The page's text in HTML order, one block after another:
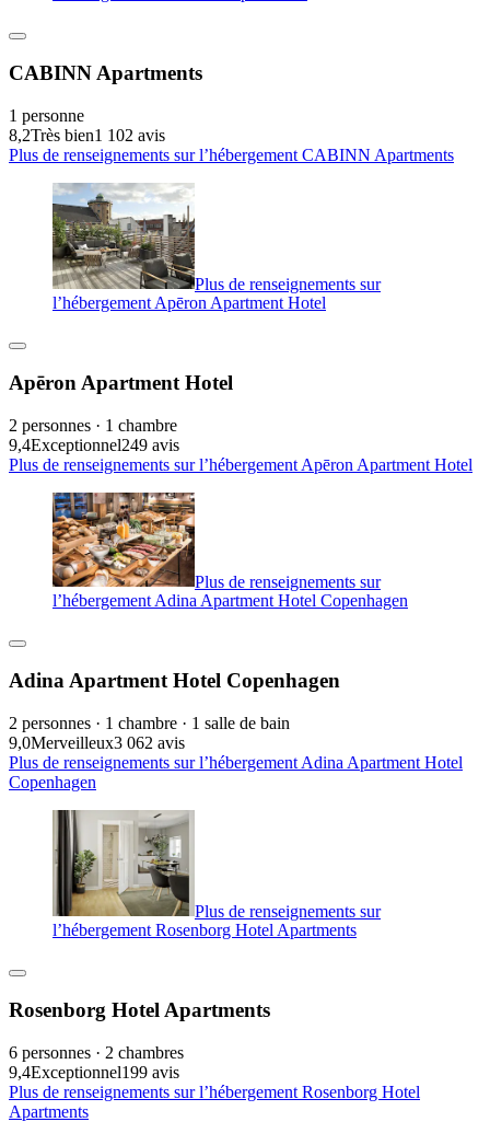
CABINN Apartments
1 personne
8,2Très bien1 102 avis
Plus de renseignements sur l’hébergement CABINN Apartments
Plus de renseignements sur
l’hébergement Apēron Apartment Hotel
Apēron Apartment Hotel
2 personnes · 1 chambre
9,4Exceptionnel249 avis
Plus de renseignements sur l’hébergement Apēron Apartment Hotel
Plus de renseignements sur
l’hébergement Adina Apartment Hotel Copenhagen
Adina Apartment Hotel Copenhagen
2 personnes · 1 chambre · 1 salle de bain
9,0Merveilleux3 062 avis
Plus de renseignements sur l’hébergement Adina Apartment Hotel
Copenhagen
Plus de renseignements sur
l’hébergement Rosenborg Hotel Apartments
Rosenborg Hotel Apartments
6 personnes · 2 chambres
9,4Exceptionnel199 avis
Plus de renseignements sur l’hébergement Rosenborg Hotel
Apartments